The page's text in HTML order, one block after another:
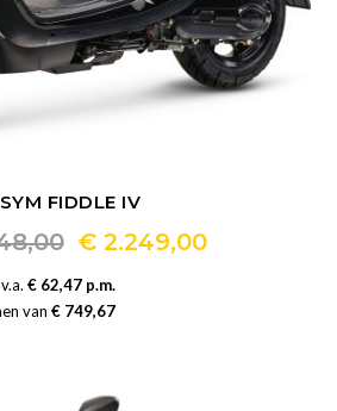
SYM FIDDLE IV
Oorspronkelijke
prijs
was:
€2.249,00Huidige
Dit
product
variaties.
€ 62,47 p.m.
van€ 749,67